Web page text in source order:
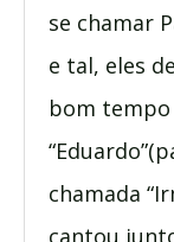
se chamar
e tal, eles
bom
chamada
cantou